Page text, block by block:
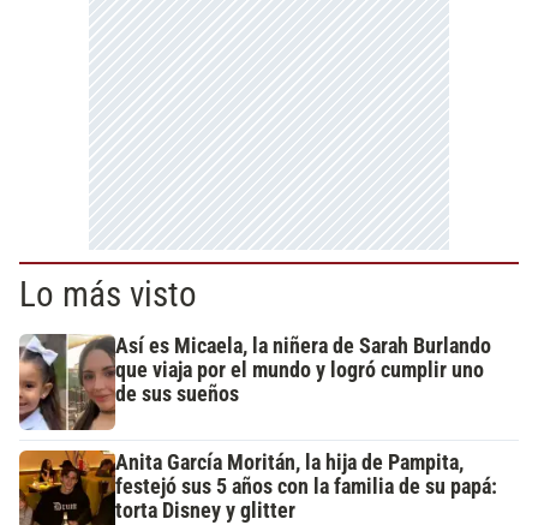
Lo más visto
Así es Micaela, la niñera de Sarah Burlando
que viaja por el mundo y logró cumplir uno
de sus sueños
Anita García Moritán, la hija de Pampita,
festejó sus 5 años con la familia de su papá:
torta Disney y glitter